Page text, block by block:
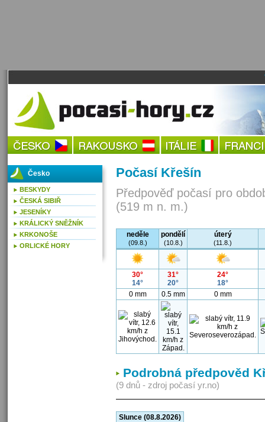
Počasí Křešín
Předpověď počasí pro
(519 m n. m.)
neděle
(09.8.)
pondělí
(10.8.)
úterý
(11.8.)
30°
14°
31°
20°
24°
18°
0 mm
0.5 mm 0 mm
Podrobná předpověd
(9 dnů - zdroj počasí yr.no)
Slunce (08.8.2026)
Česko
BESKYDY
ČESKÁ SIBIŘ
JESENÍKY
KRÁLICKÝ SNĚŽNÍK
KRKONOŠE
ORLICKÉ HORY